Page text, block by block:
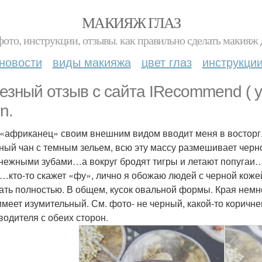
МАКИЯЖ ГЛАЗ
инструкции, отзывы. как правильно сделать макияж
виды макияжа цвет глаз
отзыв с сайта IRecommend
своим внешним видом вводит меня в
чан с темным зельем, всю эту массу размешивает
зубами…а вокруг бродят тигры и летают
то скажет «фу», лично я обожаю людей с черной
полностью. В общем, кусок овальной формы. Края
изумительный. См. фото- не черный, какой-то
с обеих сторон.